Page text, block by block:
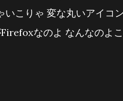
りがたやありがたや・・
次のワンフェスでも販売
、便利な使い方などを掲
こりゃ 変な丸いアイコ
なのよ なんなのよ